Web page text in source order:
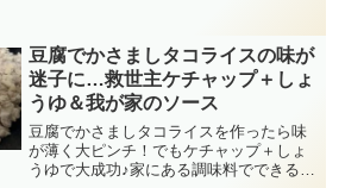
ぜか初手から濃厚ガチ仕上げ。食べ進め
るうちに「…明日はもうい...
豆腐でかさましタコライスの味が
迷子に…救世主ケチャップ＋しょ
うゆ＆我が家のソース
豆腐でかさましタコライスを作ったら味
が薄く大ピンチ！でもケチャップ＋しょ
うゆで大成功♪家にある調味料でできる節